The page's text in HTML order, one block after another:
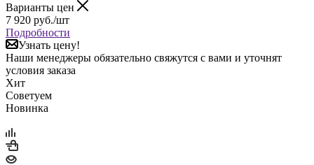
Варианты цен
7 920 руб./шт
Подробности
Узнать цену!
Наши менеджеры обязательно свяжутся с вами и уточнят
условия заказа
Хит
Советуем
Новинка